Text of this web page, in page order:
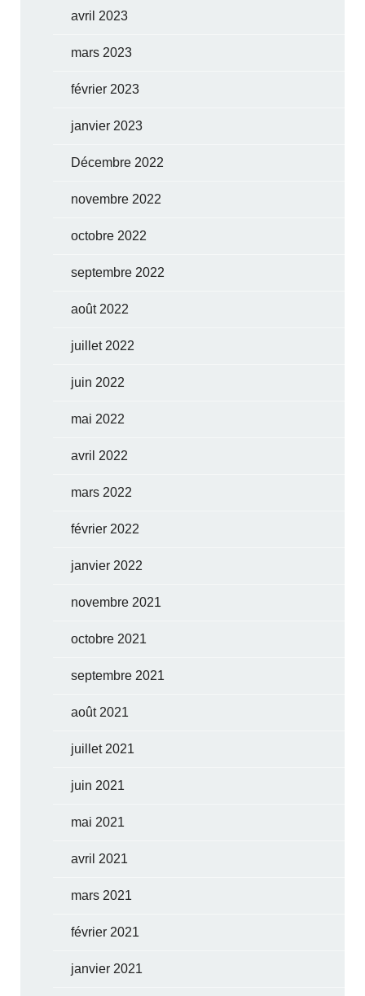
avril 2023
mars 2023
février 2023
janvier 2023
Décembre 2022
novembre 2022
octobre 2022
septembre 2022
août 2022
juillet 2022
juin 2022
mai 2022
avril 2022
mars 2022
février 2022
janvier 2022
novembre 2021
octobre 2021
septembre 2021
août 2021
juillet 2021
juin 2021
mai 2021
avril 2021
mars 2021
février 2021
janvier 2021